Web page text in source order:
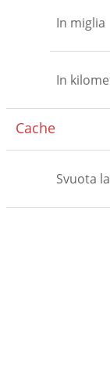
In miglia
In
Cache
Svuota